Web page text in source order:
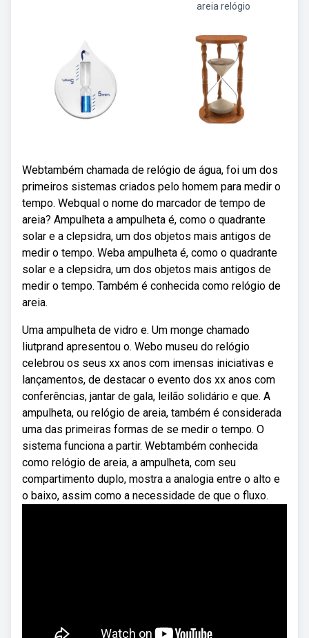
areia relógio
Webtambém chamada de relógio de água, foi um dos
primeiros sistemas criados pelo homem para medir o
tempo. Webqual o nome do marcador de tempo de
areia? Ampulheta a ampulheta é, como o quadrante
solar e a clepsidra, um dos objetos mais antigos de
medir o tempo. Weba ampulheta é, como o quadrante
solar e a clepsidra, um dos objetos mais antigos de
medir o tempo. Também é conhecida como relógio de
areia.
Uma ampulheta de vidro e. Um monge chamado
liutprand apresentou o. Webo museu do relógio
celebrou os seus xx anos com imensas iniciativas e
lançamentos, de destacar o evento dos xx anos com
conferências, jantar de gala, leilão solidário e que. A
ampulheta, ou relógio de areia, também é considerada
uma das primeiras formas de se medir o tempo. O
sistema funciona a partir. Webtambém conhecida
como relógio de areia, a ampulheta, com seu
compartimento duplo, mostra a analogia entre o alto e
o baixo, assim como a necessidade de que o fluxo.